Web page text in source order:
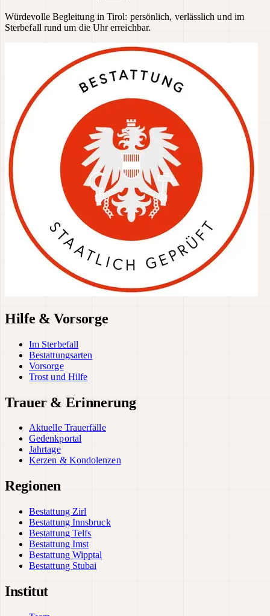
Würdevolle Begleitung in Tirol: persönlich, verlässlich und im
Sterbefall rund um die Uhr erreichbar.
Hilfe & Vorsorge
Im Sterbefall
Bestattungsarten
Vorsorge
Trost und Hilfe
Trauer & Erinnerung
Aktuelle Trauerfälle
Gedenkportal
Jahrtage
Kerzen & Kondolenzen
Regionen
Bestattung Zirl
Bestattung Innsbruck
Bestattung Telfs
Bestattung Imst
Bestattung Wipptal
Bestattung Stubai
Institut